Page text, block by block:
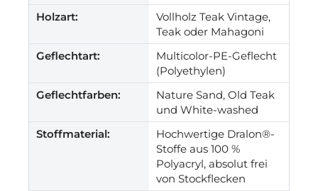
Holzart:
Vollholz Teak Vintage,
Teak oder Mahagoni
Geflechtart:
Multicolor-PE-Geflecht
(Polyethylen)
Geflechtfarben:
Nature Sand, Old Teak
und White-washed
Stoffmaterial:
Hochwertige Dralon®-
Stoffe aus 100 %
Polyacryl, absolut frei
von Stockflecken